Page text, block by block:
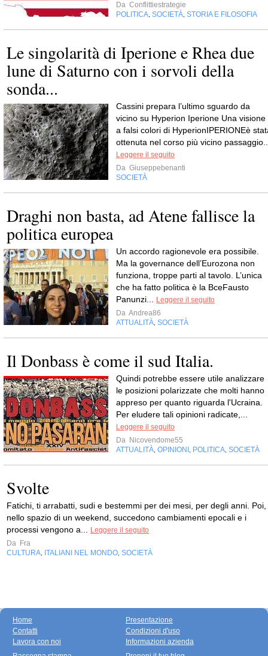
Da Conflittiestrategie
POLITICA SOCIETÀ STORIA E FILOSOFIA
Le singolarità di Iperione e Rhea due
lune di Saturno con i sorvoli della
sonda...
Cassini prepara l’ultimo sguardo da
vicino su Hyperion Iperione Una visione
a falsi colori di HyperionIPERIONEè
ottenuta nel corso più vicino
Leggere il seguito
Da Giuseppebenanti
SOCIETÀ
Draghi non basta, ad Atene fallisce la
politica europea
Un accordo ragionevole era possibile.
Ma la governance dell’Eurozona non
funziona, troppe parti al tavolo. L’unica
che ha fatto politica è la BceFausto
Panunzi...
Leggere il seguito
Da Andrea86
ATTUALITÀ SOCIETÀ
Il Donbass è come il sud Italia.
Quindi potrebbe essere utile analizzare
le posizioni polarizzate che molti hanno
appreso per quanto riguarda l'Ucraina.
Per eludere tali opinioni radicate,...
Leggere il seguito
Da Nicovendome55
ATTUALITÀ OPINIONI POLITICA SOCIETÀ
Svolte
Fatichi, ti arrabatti, sudi e bestemmi per dei mesi, per degli anni. Poi,
nello spazio di un weekend, succedono cambiamenti epocali e i
processi vengono a...
Leggere il seguito
Da Fra
CULTURA
ITALIANI NEL MONDO SOCIETÀ
Home
Contatti
Lavora con noi
Presentazione
Condizioni d'uso
Informazioni azienda